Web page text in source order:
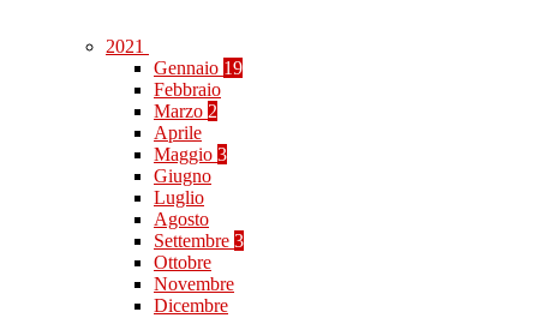
2021
Gennaio 19
Febbraio
Marzo 2
Aprile
Maggio 3
Giugno
Luglio
Agosto
Settembre 3
Ottobre
Novembre
Dicembre